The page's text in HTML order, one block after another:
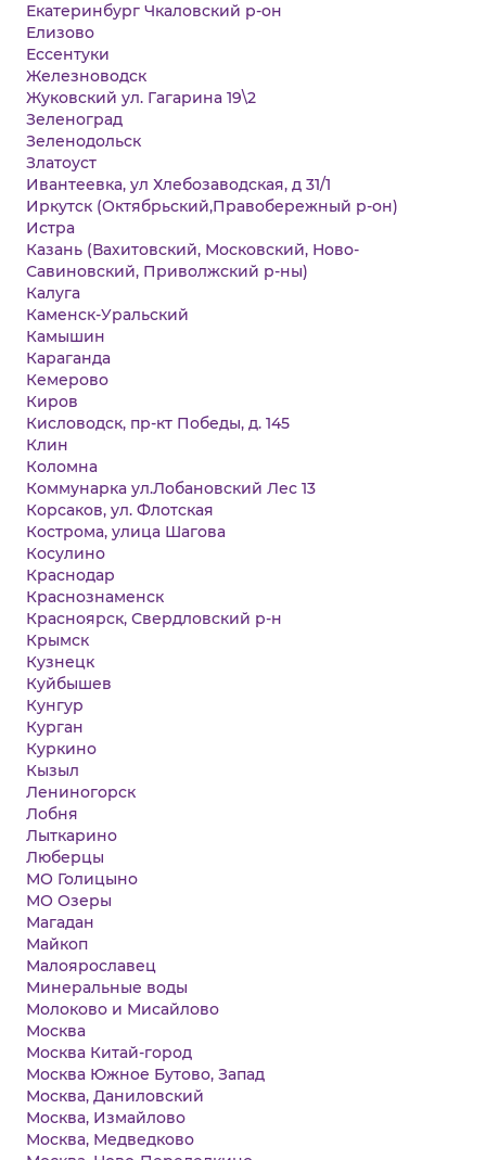
Екатеринбург Чкаловский р-он
Елизово
Ессентуки
Железноводск
Жуковский ул. Гагарина 19\2
Зеленоград
Зеленодольск
Златоуст
Ивантеевка, ул Хлебозаводская, д 31/1
Иркутск (Октябрьский,Правобережный р-он)
Истра
Казань (Вахитовский, Московский, Ново-
Савиновский, Приволжский р-ны)
Калуга
Каменск-Уральский
Камышин
Караганда
Кемерово
Киров
Кисловодск, пр-кт Победы, д. 145
Клин
Коломна
Коммунарка ул.Лобановский Лес 13
Корсаков, ул. Флотская
Кострома, улица Шагова
Косулино
Краснодар
Краснознаменск
Красноярск, Свердловский р-н
Крымск
Кузнецк
Куйбышев
Кунгур
Курган
Куркино
Кызыл
Лениногорск
Лобня
Лыткарино
Люберцы
МО Голицыно
МО Озеры
Магадан
Майкоп
Малоярославец
Минеральные воды
Молоково и Мисайлово
Москва
Москва Китай-город
Москва Южное Бутово, Запад
Москва, Даниловский
Москва, Измайлово
Москва, Медведково